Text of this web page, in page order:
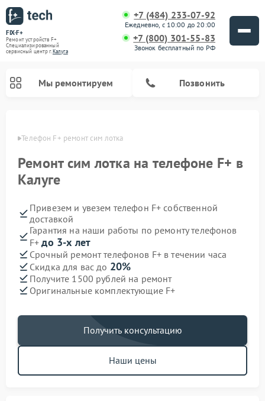
FIX-F+
Ремонт устройств F+
Специализированный
cервисный центр г.Калуга
+7 (484) 233-07-92
Ежедневно, с 10:00 до 20:00
+7 (800) 301-55-83
Звонок бесплатный по РФ
Мы ремонтируем Позвонить
Телефон F+ ремонт сим лотка
Ремонт сим лотка на телефоне F+ в
Калуге
Привезем и увезем телефон F+ собственной
доставкой
Гарантия на наши работы по ремонту телефонов
F+до 3-х лет
Срочный ремонт телефонов F+ в течении часа
Скидка для вас до 20%
Получите 1500 рублей на ремонт
Оригинальные комплектующие F+
Получить консультацию
Наши цены